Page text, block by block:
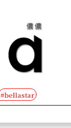
#bellastar